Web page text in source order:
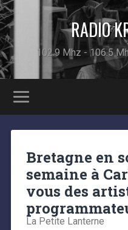
RADIO
102.9 Mhz - 106.5
Bretagne en
semaine à
vous des
La Petite Lanterne